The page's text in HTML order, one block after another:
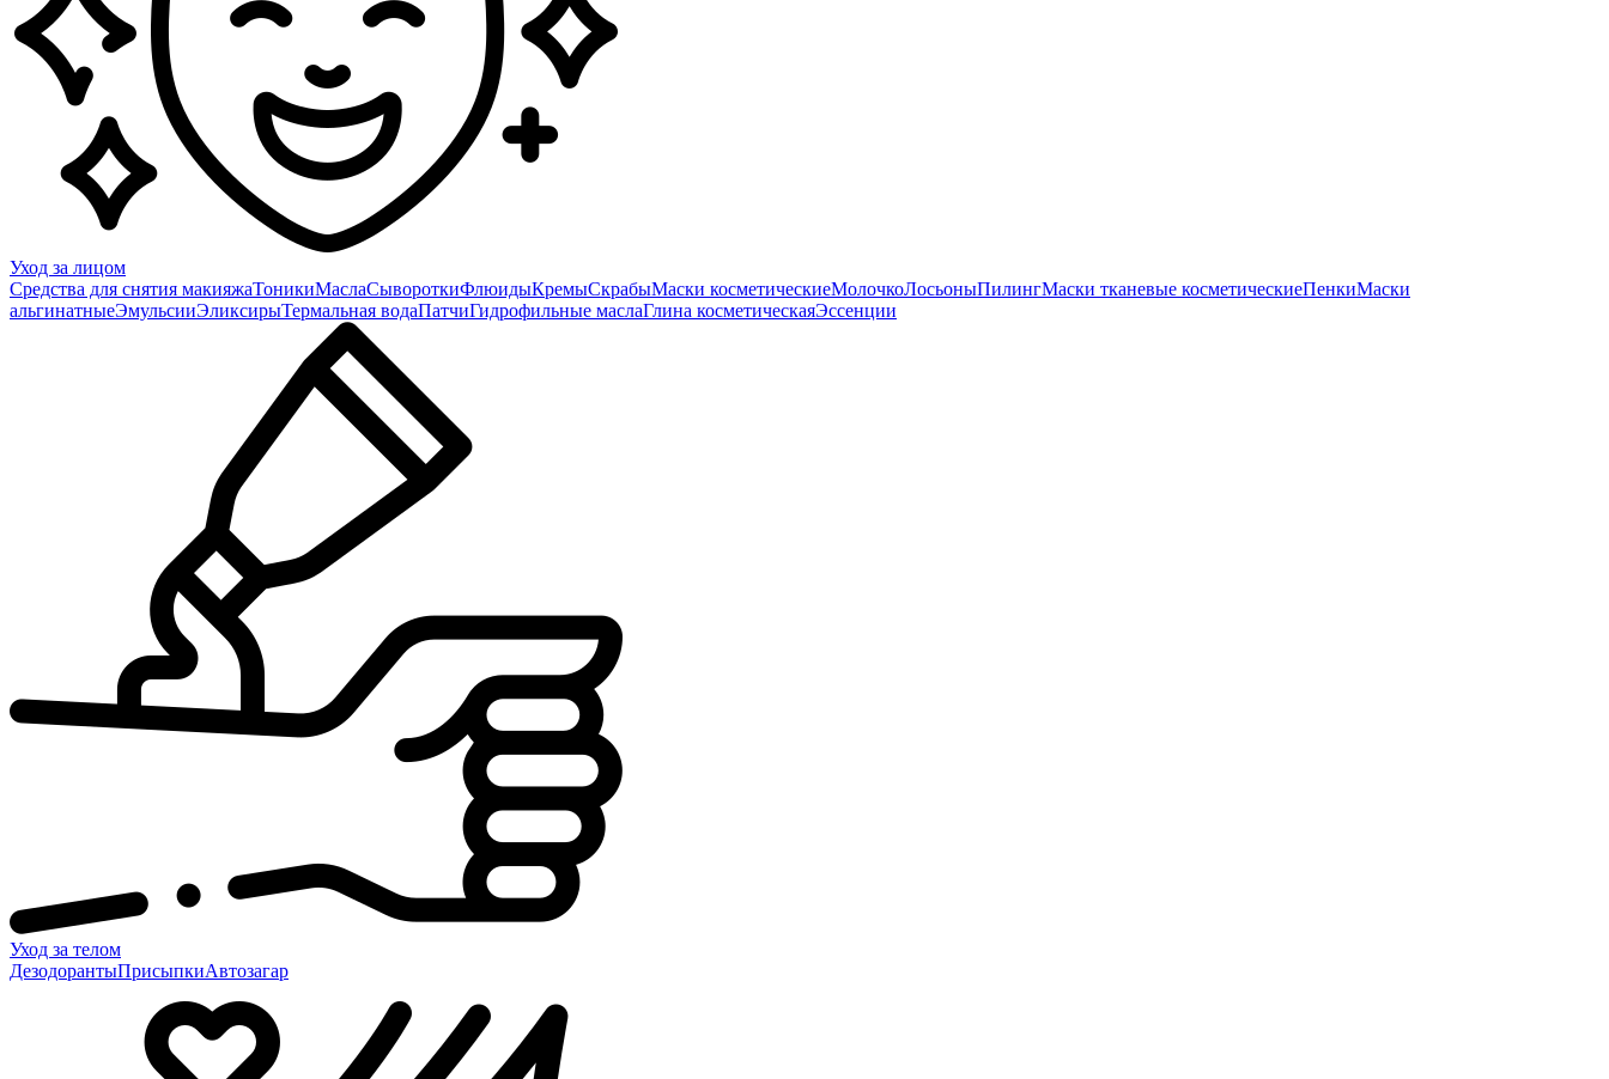
Уход за лицом
Средства для снятия макияжаТоникиМаслаСывороткиФлюидыКремыСкрабыМаски косметическиеМолочкоЛосьоныПилингМаски тканевые косметическиеПенкиМаски
альгинатныеЭмульсииЭликсирыТермальная водаПатчиГидрофильные маслаГлина косметическаяЭссенции
Уход за телом
ДезодорантыПрисыпкиАвтозагар